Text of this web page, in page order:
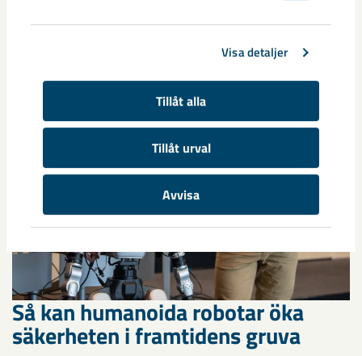
Visa detaljer
Tillåt alla
Tillåt urval
Avvisa
Relaterat innehåll
Så kan humanoida robotar öka
säkerheten i framtidens gruva